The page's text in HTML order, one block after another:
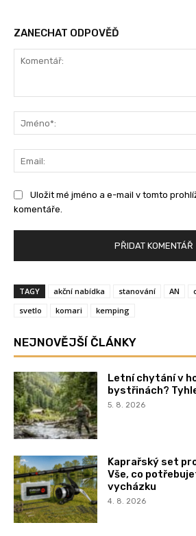
ZANECHAT ODPOVĚĎ
Uložit mé jméno a e-mail v tomto
komentáře.
TAGY akční nabídka stanování AN
svetlo
komari kemping
NEJNOVĚJŠÍ ČLÁNKY
Letní chytání v
bystřinách?
5. 8. 2026
Kaprařský set
Vše, co
vycházku
4. 8. 2026